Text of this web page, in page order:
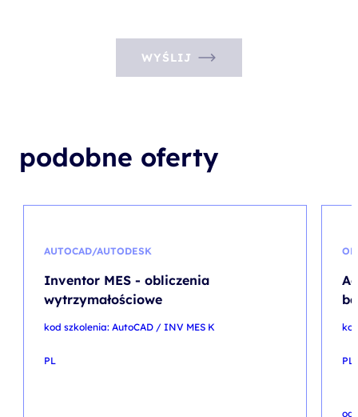
WYŚLIJ
podobne oferty
AUTOCAD/AUTODESK
Inventor MES - obliczenia
wytrzymałościowe
kod szkolenia: AutoCAD / INV MES K
PL PL
od